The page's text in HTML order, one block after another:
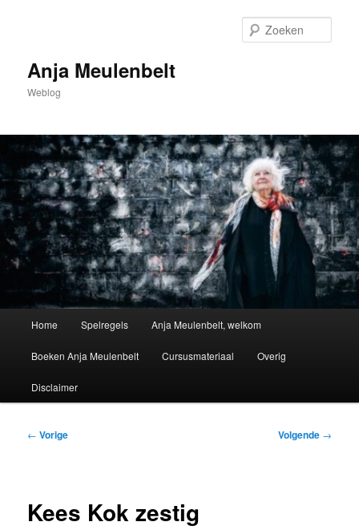
inhoudAnja Meulenbelt
Weblog
Home Spelregels Anja Meulenbelt, welkom
Boeken Anja Meulenbelt Cursusmateriaal Overig
Disclaimer
Bericht
← Vorige Volgende →
Kees Kok zestig